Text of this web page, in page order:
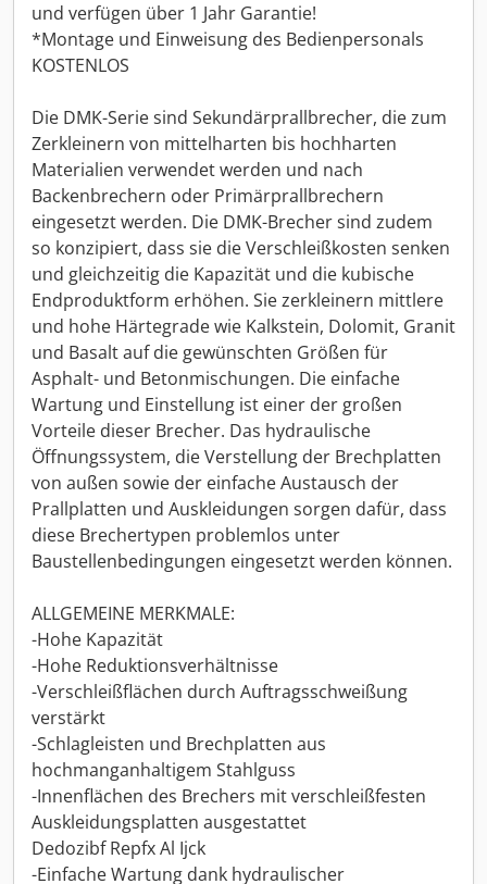
und verfügen über 1 Jahr Garantie!
*Montage und Einweisung des Bedienpersonals
KOSTENLOS
Die DMK-Serie sind Sekundärprallbrecher, die zum
Zerkleinern von mittelharten bis hochharten
Materialien verwendet werden und nach
Backenbrechern oder Primärprallbrechern
eingesetzt werden. Die DMK-Brecher sind zudem
so konzipiert, dass sie die Verschleißkosten senken
und gleichzeitig die Kapazität und die kubische
Endproduktform erhöhen. Sie zerkleinern mittlere
und hohe Härtegrade wie Kalkstein, Dolomit, Granit
und Basalt auf die gewünschten Größen für
Asphalt- und Betonmischungen. Die einfache
Wartung und Einstellung ist einer der großen
Vorteile dieser Brecher. Das hydraulische
Öffnungssystem, die Verstellung der Brechplatten
von außen sowie der einfache Austausch der
Prallplatten und Auskleidungen sorgen dafür, dass
diese Brechertypen problemlos unter
Baustellenbedingungen eingesetzt werden können.
ALLGEMEINE MERKMALE:
-Hohe Kapazität
-Hohe Reduktionsverhältnisse
-Verschleißflächen durch Auftragsschweißung
verstärkt
-Schlagleisten und Brechplatten aus
hochmanganhaltigem Stahlguss
-Innenflächen des Brechers mit verschleißfesten
Auskleidungsplatten ausgestattet
Dedozibf Repfx Al Ijck
-Einfache Wartung dank hydraulischer